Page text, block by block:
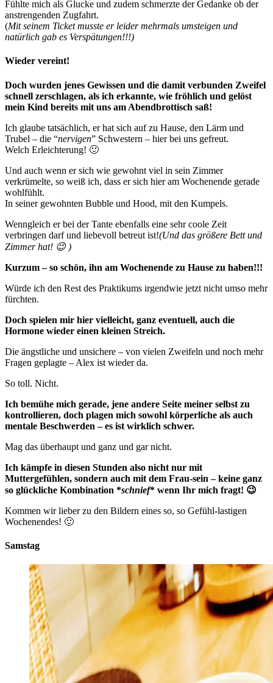
Fühlte mich als Glucke und zudem schmerzte der Gedanke ob der
anstrengenden Zugfahrt.
(Mit seinem Ticket musste er leider mehrmals umsteigen und
natürlich gab es Verspätungen!!!)
Wieder vereint!
Doch wurden jenes Gewissen und die damit verbunden Zweifel
schnell zerschlagen, als ich erkannte, wie fröhlich und gelöst
mein Kind bereits mit uns am Abendbrottisch saß!
Ich glaube tatsächlich, er hat sich auf zu Hause, den Lärm und
Trubel – die “nervigen” Schwestern – hier bei uns gefreut.
Welch Erleichterung! 🙂
Und auch wenn er sich wie gewohnt viel in sein Zimmer
verkrümelte, so weiß ich, dass er sich hier am Wochenende gerade
wohlfühlt.
In seiner gewohnten Bubble und Hood, mit den Kumpels.
Wenngleich er bei der Tante ebenfalls eine sehr coole Zeit
verbringen darf und liebevoll betreut ist!(Und das größere Bett und
Zimmer hat! 😉 )
Kurzum – so schön, ihn am Wochenende zu Hause zu haben!!!
Würde ich den Rest des Praktikums irgendwie jetzt nicht umso mehr
fürchten.
Doch spielen mir hier vielleicht, ganz eventuell, auch die
Hormone wieder einen kleinen Streich.
Die ängstliche und unsichere – von vielen Zweifeln und noch mehr
Fragen geplagte – Alex ist wieder da.
So toll. Nicht.
Ich bemühe mich gerade, jene andere Seite meiner selbst zu
kontrollieren, doch plagen mich sowohl körperliche als auch
mentale Beschwerden – es ist wirklich schwer.
Mag das überhaupt und ganz und gar nicht.
Ich kämpfe in diesen Stunden also nicht nur mit
Muttergefühlen, sondern auch mit dem Frau-sein – keine ganz
so glückliche Kombination *schnief* wenn Ihr mich fragt! 😉
Kommen wir lieber zu den Bildern eines so, so Gefühl-lastigen
Wochenendes! 🙂
Samstag